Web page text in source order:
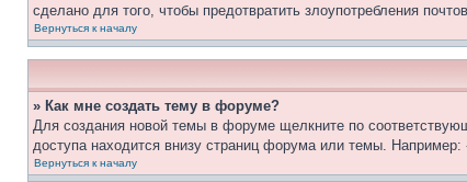
сделано для того, чтобы предотвратить злоупотребления
Вернуться к началу
» Как мне создать тему в форуме?
Для создания новой темы в форуме щелкните по
доступа находится внизу страниц форума или темы.
Вернуться к началу